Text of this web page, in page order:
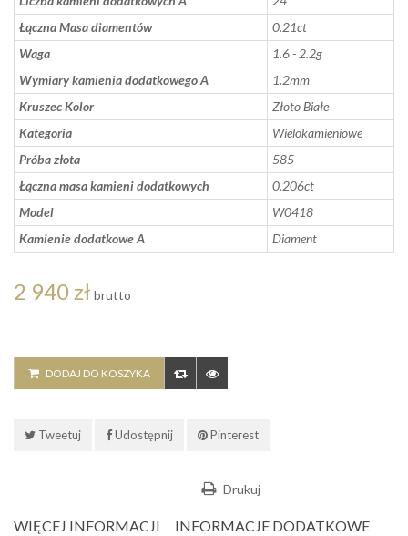
Łączna Masa diamentów
0.21ct
Waga
1.6 - 2.2g
Wymiary kamienia dodatkowego A
1.2mm
Kruszec Kolor
Złoto Białe
Kategoria
Wielokamieniowe
Próba złota
585
Łączna masa kamieni dodatkowych
0.206ct
Model
W0418
Kamienie dodatkowe A
Diament
2 940 zł brutto
DODAJ DO KOSZYKA
Tweetuj Udostępnij Pinterest
Drukuj
WIĘCEJ INFORMACJI INFORMACJE DODATKOWE